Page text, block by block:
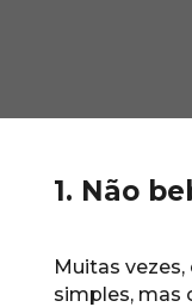
1. Não
Muitas
simples, mas